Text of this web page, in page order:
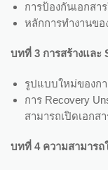
การป้องกันเอกสา
หลักการทำงานขอ
บทที่ 3 การสร้างและ
รูปแบบใหม่ของกา
การ Recovery
สามารถเปิดเอกส
บทที่ 4 ความสามารถ